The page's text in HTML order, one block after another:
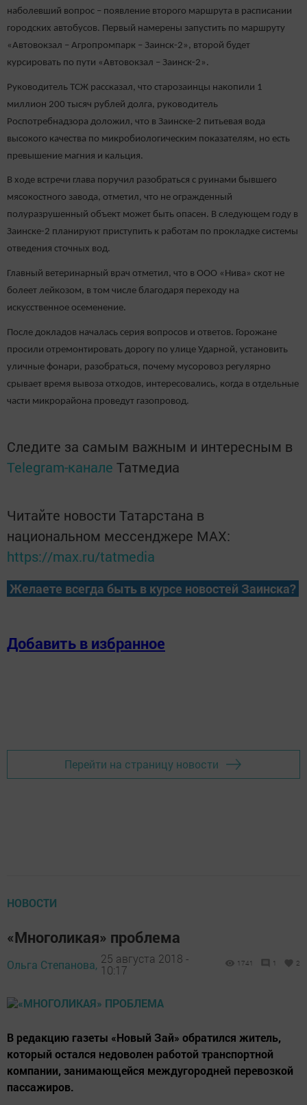
наболевший вопрос – появление второго маршрута в расписании
городских автобусов. Первый намерены запустить по маршруту
«Автовокзал – Агропромпарк – Заинск-2», второй будет
курсировать по пути «Автовокзал – Заинск-2».
Руководитель ТСЖ рассказал, что старозаинцы накопили 1
миллион 200 тысяч рублей долга, руководитель
Роспотребнадзора доложил, что в Заинске-2 питьевая вода
высокого качества по микробиологическим показателям, но есть
превышение магния и кальция.
В ходе встречи глава поручил разобраться с руинами бывшего
мясокостного завода, отметил, что не огражденный
полуразрушенный объект может быть опасен. В следующем году в
Заинске-2 планируют приступить к работам по прокладке системы
отведения сточных вод.
Главный ветеринарный врач отметил, что в ООО «Нива» скот не
болеет лейкозом, в том числе благодаря переходу на
искусственное осеменение.
После докладов началась серия вопросов и ответов. Горожане
просили отремонтировать дорогу по улице Ударной, установить
уличные фонари, разобраться, почему мусоровоз регулярно
срывает время вывоза отходов, интересовались, когда в отдельные
части микрорайона проведут газопровод.
Следите за самым важным и интересным в
Telegram-канале Татмедиа
Читайте новости Татарстана в
национальном мессенджере MАХ:
https://max.ru/tatmedia
Желаете всегда быть в курсе новостей Заинска?
Добавить в избранное
Перейти на страницу новости
НОВОСТИ
«Многоликая» проблема
Ольга Степанова, 25 августа 2018 -
10:17
1741 1 2
В редакцию газеты «Новый Зай» обратился житель,
который остался недоволен работой транспортной
компании, занимающейся междугородней перевозкой
пассажиров.